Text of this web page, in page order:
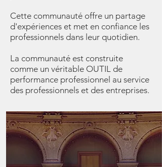
Cette communauté offre un partage
d'expériences et met en confiance les
professionnels dans leur quotidien.
La communauté est construite
comme un véritable OUTIL de
performance professionnel au service
des professionnels et des entreprises.